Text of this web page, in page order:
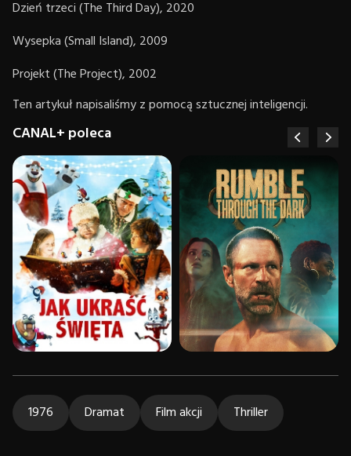
Dzień trzeci (The Third Day), 2020
Wysepka (Small Island), 2009
Projekt (The Project), 2002
Ten artykuł napisaliśmy z pomocą sztucznej inteligencji.
CANAL+ poleca
1976 Dramat Film akcji Thriller